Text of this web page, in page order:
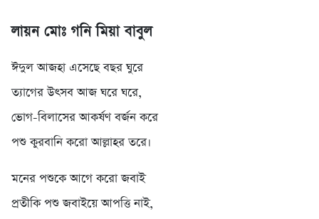
লায়ন মোঃ গনি মিয়া বাবুল
ঈদুল আজহা এসেছে বছর ঘুরে
ত্যাগের উৎসব আজ ঘরে ঘরে,
ভোগ-বিলাসের আকর্ষণ বর্জন করে
পশু কুরবানি করো আল্লাহর তরে।
মনের পশুকে আগে করো জবাই
প্রতীকি পশু জবাইয়ে আপত্তি নাই,